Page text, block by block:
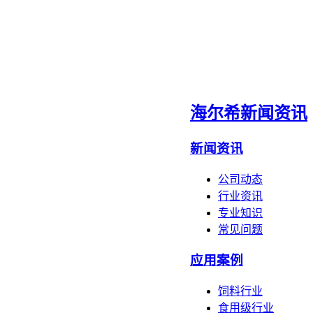
海尔希新闻资讯
新闻资讯
公司动态
行业资讯
专业知识
常见问题
应用案例
饲料行业
食用级行业